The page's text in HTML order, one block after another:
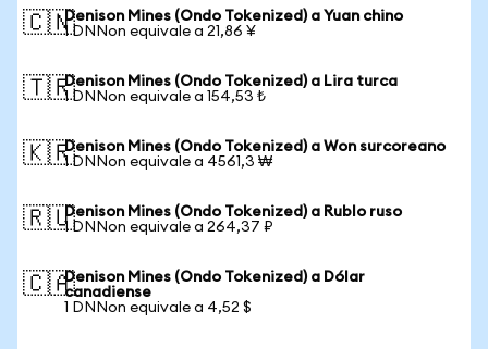
🇨🇳Denison Mines (Ondo Tokenized) a Yuan chino
1 DNNon equivale a 21,86 ¥
🇹🇷Denison Mines (Ondo Tokenized) a Lira turca
1 DNNon equivale a 154,53 ₺
🇰🇷Denison Mines (Ondo Tokenized) a Won surcoreano
1 DNNon equivale a 4561,3 ₩
🇷🇺Denison Mines (Ondo Tokenized) a Rublo ruso
1 DNNon equivale a 264,37 ₽
🇨🇦Denison Mines (Ondo Tokenized) a Dólar
canadiense
1 DNNon equivale a 4,52 $